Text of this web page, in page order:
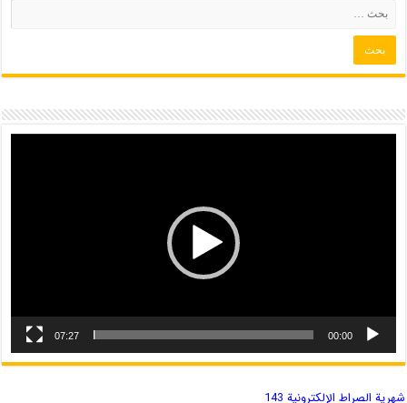
00:00
07:27
شهریة الصراط الإلكترونية 143